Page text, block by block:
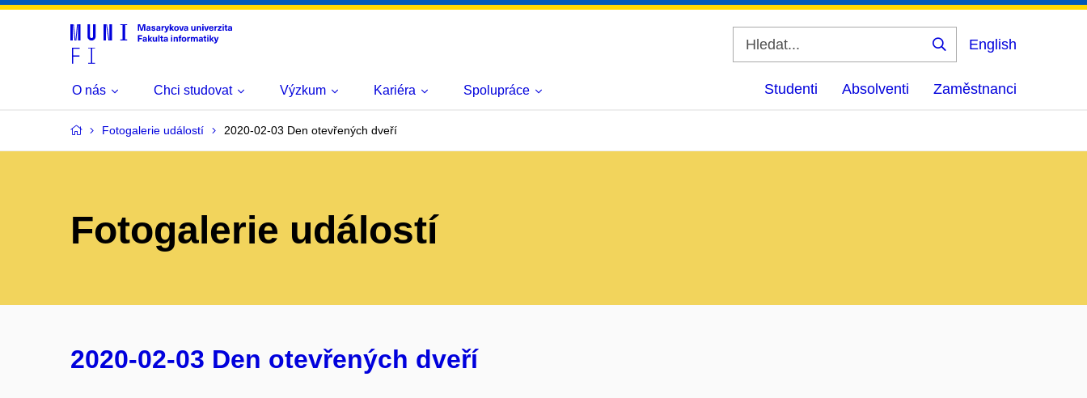
Vyhledat
English
O nás Chci studovat Výzkum Kariéra Spolupráce Studenti Absolventi Zaměstnanci
Fotogalerie událostí 2020-02-03 Den otevřených dveří
Fotogalerie událostí
2020-02-03 Den otevřených dveří